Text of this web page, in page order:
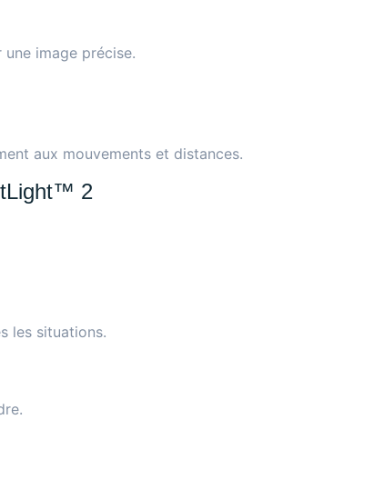
image précise.
aux mouvements et distances.
2
les situations.